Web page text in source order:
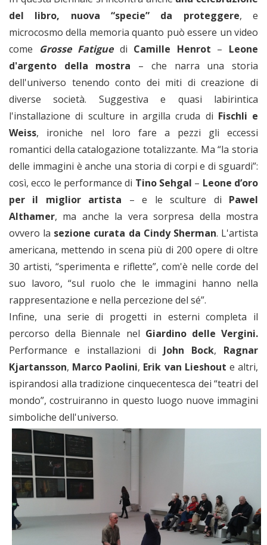
del libro, nuova “specie” da proteggere, e
microcosmo della memoria quanto può essere un video
come
Grosse Fatiguedi Camille Henrot – Leone
d'argento della mostra – che narra una storia
dell'universo tenendo conto dei miti di creazione di
diverse società. Suggestiva e quasi labirintica
l'installazione di sculture in argilla cruda di Fischli e
Weiss, ironiche nel loro fare a pezzi gli eccessi
romantici della catalogazione totalizzante. Ma “la storia
delle immagini è anche una storia di corpi e di sguardi”:
così, ecco le performance di Tino Sehgal – Leone d’oro
per il miglior artista – e le sculture di Pawel
Althamer, ma anche la vera sorpresa della mostra
ovvero la sezione curata da Cindy Sherman. L'artista
americana, mettendo in scena più di 200 opere di oltre
30 artisti, “sperimenta e riflette”, com'è nelle corde del
suo lavoro, “sul ruolo che le immagini hanno nella
rappresentazione e nella percezione del sé”.
Infine, una serie di progetti in esterni completa il
percorso della Biennale nel Giardino delle Vergini.
Performance e installazioni di John Bock, Ragnar
Kjartansson, Marco Paolini, Erik van Lieshout e altri,
ispirandosi alla tradizione cinquecentesca dei “teatri del
mondo”, costruiranno in questo luogo nuove immagini
simboliche dell'universo.